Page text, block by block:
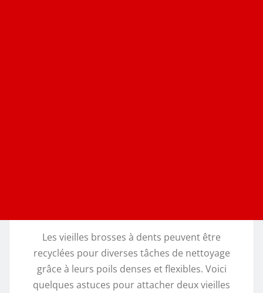
Les vieilles brosses à dents peuvent être
recyclées pour diverses tâches de nettoyage
grâce à leurs poils denses et flexibles. Voici
quelques astuces pour attacher deux vieilles